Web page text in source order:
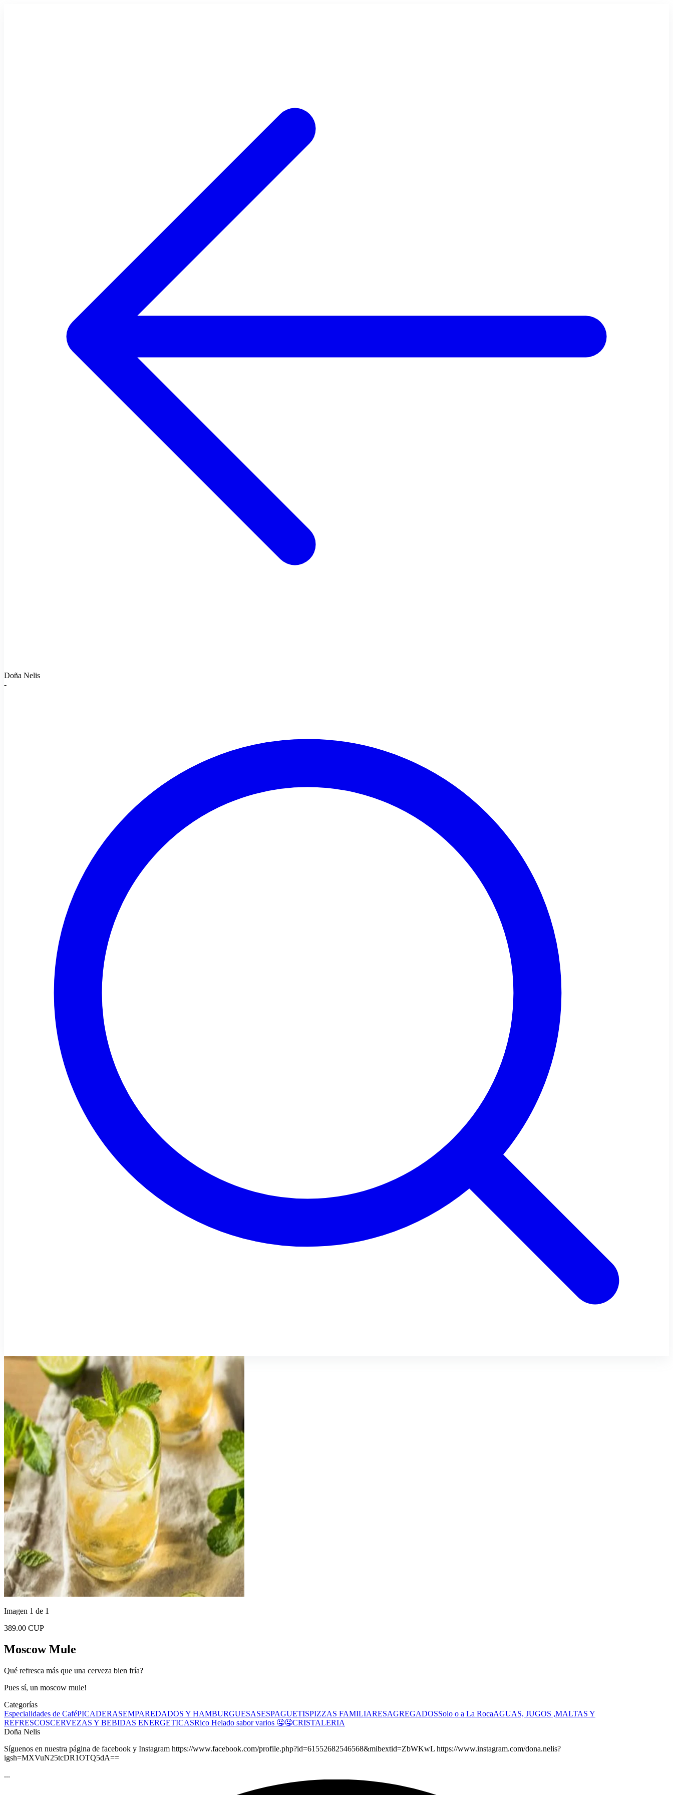
Doña Nelis
-
Imagen 1 de 1
389.00 CUP
Moscow Mule
Qué refresca más que una cerveza bien fría?
Pues sí, un moscow mule!
Categorías
Especialidades de CaféPICADERASEMPAREDADOS Y HAMBURGUESASESPAGUETISPIZZAS FAMILIARESAGREGADOSSolo o a La RocaAGUAS, JUGOS ,MALTAS Y
REFRESCOSCERVEZAS Y BEBIDAS ENERGETICASRico Helado sabor varios 🤤🤤CRISTALERIA
Doña Nelis
Síguenos en nuestra página de facebook y Instagram https://www.facebook.com/profile.php?id=61552682546568&mibextid=ZbWKwL https://www.instagram.com/dona.nelis?
igsh=MXVuN25tcDR1OTQ5dA==
...